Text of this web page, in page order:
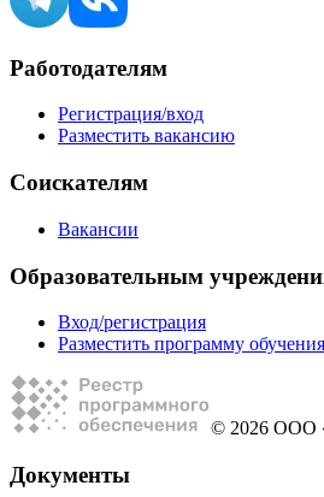
Работодателям
Регистрация/вход
Разместить вакансию
Соискателям
Вакансии
Образовательным
Вход/регистрация
Разместить программу обучения
© 2026
Документы